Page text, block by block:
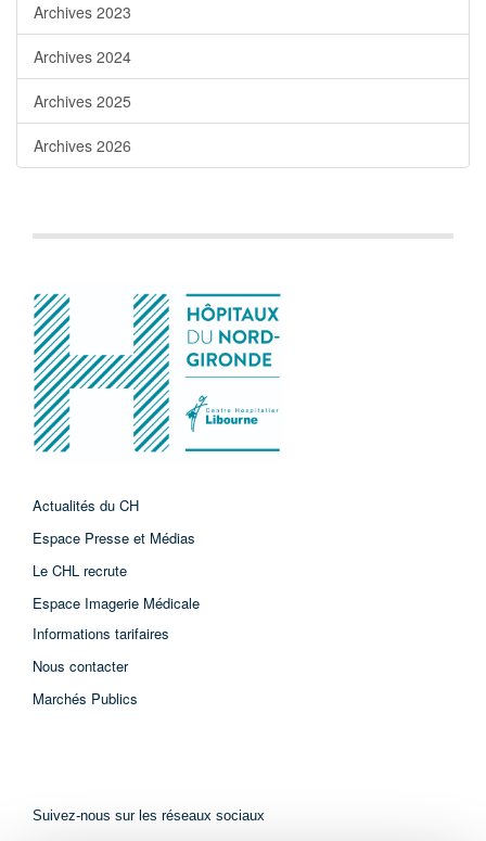
Archives 2023
Archives 2024
Archives 2025
Archives 2026
Actualités du CH
Espace Presse et Médias
Le CHL recrute
Espace Imagerie Médicale
Informations tarifaires
Nous contacter
Marchés Publics
Suivez-nous sur les réseaux sociaux